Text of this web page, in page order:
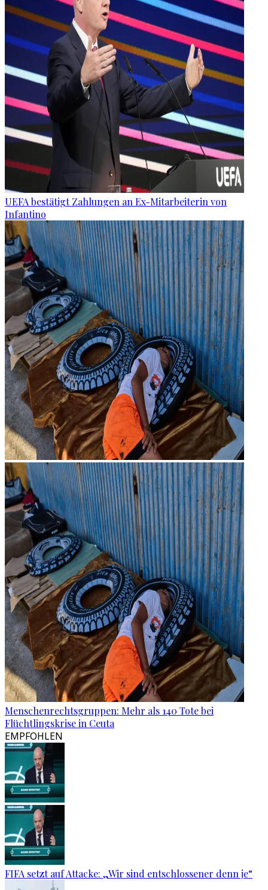
UEFA bestätigt Zahlungen an Ex-Mitarbeiterin von
Infantino
Menschenrechtsgruppen: Mehr als 140 Tote bei
Flüchtlingskrise in Ceuta
EMPFOHLEN
FIFA setzt auf Attacke: „Wir sind entschlossener denn je“